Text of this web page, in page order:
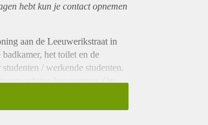
hebt kun je contact opnemen
aan de Leeuwerikstraat in
het toilet en de
/ werkende studenten.
richting het centrum. Op
Het centrum van